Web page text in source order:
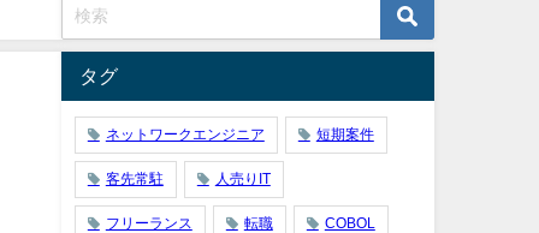
タグ
ネットワークエンジニア 短期案件
客先常駐 人売りIT
フリーランス 転職 COBOL